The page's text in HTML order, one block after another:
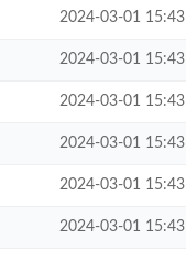
2024-03-01 15:43
2024-03-01 15:43
2024-03-01 15:43
2024-03-01 15:43
2024-03-01 15:43
2024-03-01 15:43